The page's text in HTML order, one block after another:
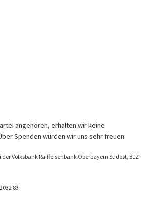
angehören, erhalten wir keine
Spenden würden wir uns sehr freuen:
der Volksbank Raiffeisenbank Oberbayern Südost, BLZ
83